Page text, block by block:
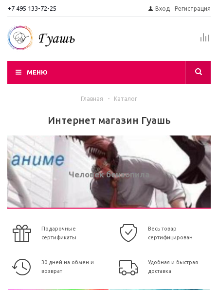
+7 495 133-72-25 Вход Регистрация
МЕНЮ
Главная - Каталог
Интернет магазин Гуашь
Человек бензопила
Подарочные
сертификаты
Весь товар
сертифицирован
30 дней на обмен и
возврат
Удобная и быстрая
доставка